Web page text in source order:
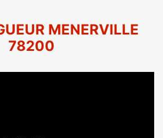
MENERVILLE
78200